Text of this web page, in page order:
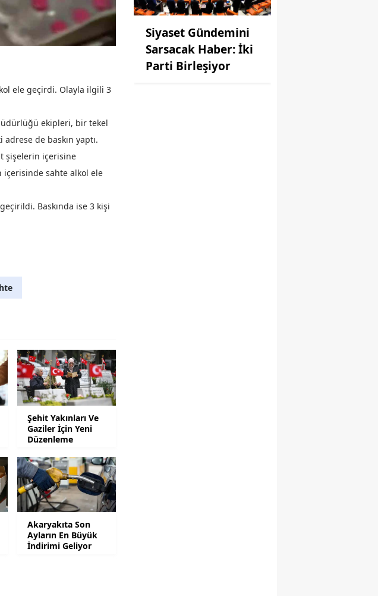
Hakkari
Hatay
İzmir
Kars
Kastamonu
Kayseri
Malatya
Manisa
Kahramanmaraş
Mardin
Muğla
Muş
Nevşehir
Niğde
Ordu
ele geçirdi. Olayla ilgili 3
ekipleri, bir tekel
de baskın yaptı.
şişelerin içerisine
içerisinde sahte alkol ele
Baskında ise 3 kişi
Şehit Yakınları Ve
Gaziler İçin Yeni
Düzenleme
Akaryakıta Son
Ayların En Büyük
İndirimi Geliyor
Siyaset Gündemini
Sarsacak Haber: İki
Parti Birleşiyor